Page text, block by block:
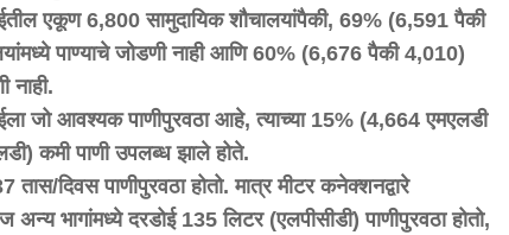
एकूण6,800सामुदायिक शौचालयांपैकी, 69% (6,591पैकी
पाण्याचे जोडणी नाही आणि60% (6,676पैकी4,010)
नाही.
जो आवश्यक पाणीपुरवठा आहे,त्याच्या15% (4,664एमएलडी
)कमी पाणी उपलब्ध झाले होते.
तास/दिवस पाणीपुरवठा होतो.मात्र मीटर कनेक्शनद्वारे
अन्य भागांमध्ये दरडोई135लिटर(एलपीसीडी)पाणीपुरवठा होतो,